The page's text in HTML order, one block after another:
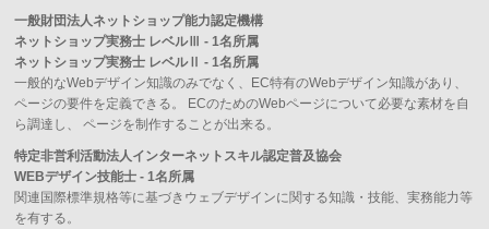
一般財団法人ネットショップ能力認定機構
ネットショップ実務士 レベルⅢ - 1名所属
ネットショップ実務士 レベルⅡ - 1名所属
一般的なWebデザイン知識のみでなく、EC特有のWebデザイン知識があり、
ページの要件を定義できる。 ECのためのWebページについて必要な素材を自
ら調達し、 ページを制作することが出来る。
特定非営利活動法人インターネットスキル認定普及協会
WEBデザイン技能士 - 1名所属
関連国際標準規格等に基づきウェブデザインに関する知識・技能、実務能力等
を有する。